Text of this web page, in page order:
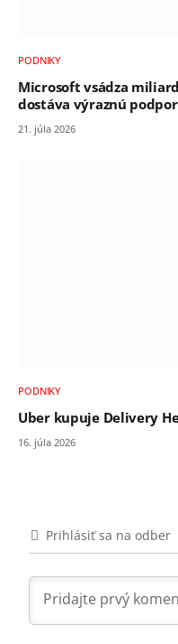
PODNIKY
Microsoft vsádza
dostáva výraznú
21. júla 2026
PODNIKY
Uber kupuje Delivery
16. júla 2026
Prihlásiť sa na odber